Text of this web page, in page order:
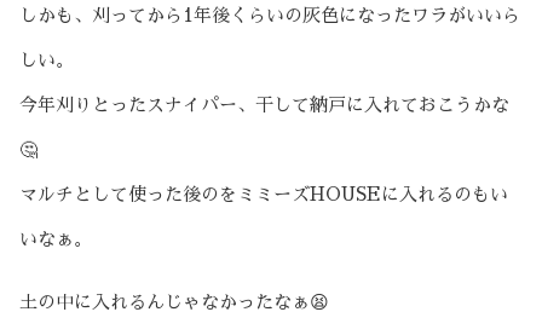
しかも、刈ってから1年後くらいの灰色になったワラがいいら
しい。
今年刈りとったスナイパー、干して納戸に入れておこうかな
🤔
マルチとして使った後のをミミーズHOUSEに入れるのもい
いなぁ。
土の中に入れるんじゃなかったなぁ😫